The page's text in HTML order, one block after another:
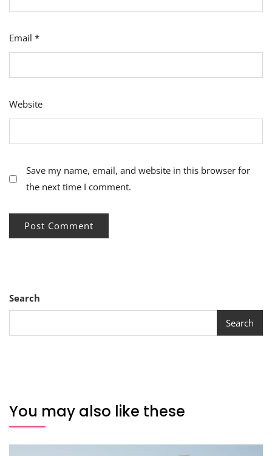
Email *
Website
Save my name, email, and website in this browser for
the next time I comment.
Search
Search
You may also like these